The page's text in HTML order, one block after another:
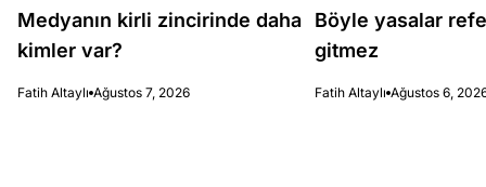
Medyanın kirli zincirinde daha
kimler var?
Fatih Altaylı Ağustos 7, 2026
Böyle yasalar
gitmez
Fatih Altaylı Ağustos 6,